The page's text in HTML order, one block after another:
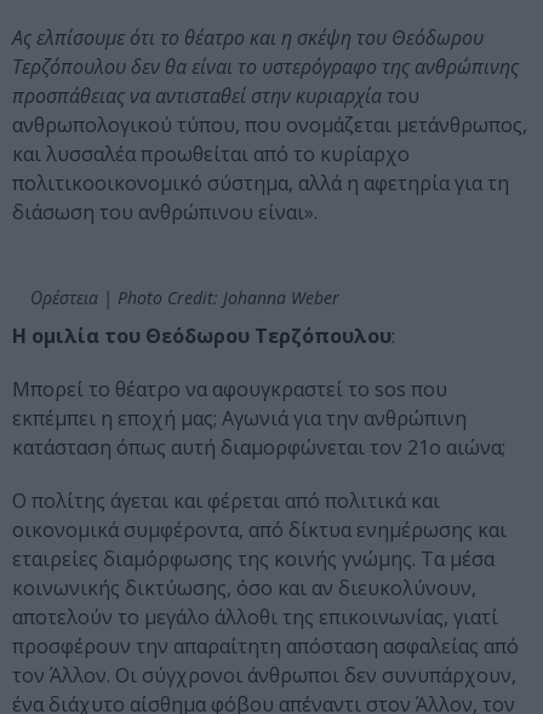
Ας ελπίσουμε ότι το θέατρο και η σκέψη του Θεόδωρου
Τερζόπουλου δεν θα είναι το υστερόγραφο της ανθρώπινης
προσπάθειας να αντισταθεί στην κυριαρχία του
ανθρωπολογικού τύπου, που ονομάζεται μετάνθρωπος,
και λυσσαλέα προωθείται από το κυρίαρχο
πολιτικοοικονομικό σύστημα, αλλά η αφετηρία για τη
διάσωση του ανθρώπινου είναι».
Ορέστεια | Photo Credit: Johanna Weber
Η ομιλία του Θεόδωρου Τερζόπουλου:
Μπορεί το θέατρο να αφουγκραστεί το sos που
εκπέμπει η εποχή μας; Αγωνιά για την ανθρώπινη
κατάσταση όπως αυτή διαμορφώνεται τον 21ο αιώνα;
Ο πολίτης άγεται και φέρεται από πολιτικά και
οικονομικά συμφέροντα, από δίκτυα ενημέρωσης και
εταιρείες διαμόρφωσης της κοινής γνώμης. Τα μέσα
κοινωνικής δικτύωσης, όσο και αν διευκολύνουν,
αποτελούν το μεγάλο άλλοθι της επικοινωνίας, γιατί
προσφέρουν την απαραίτητη απόσταση ασφαλείας από
τον Άλλον. Οι σύγχρονοι άνθρωποι δεν συνυπάρχουν,
ένα διάχυτο αίσθημα φόβου απέναντι στον Άλλον, τον